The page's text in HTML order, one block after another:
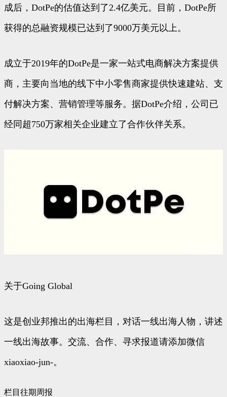
成后，DotPe的估值达到了2.4亿美元。目前，DotPe所
获得的总融资规模已达到了9000万美元以上。
成立于2019年的DotPe是一家一站式电商解决方案提供
商，主要向当地的线下中小零售商家提供快速建站、支
付解决方案、营销管理等服务。据DotPe介绍，公司已
经同超750万家相关企业建立了合作伙伴关系。
关于Going Global
这是创业邦推出的出海栏目，对话一线出海人物，讲述
一线出海故事。交流、合作、寻求报道请添加微信
xiaoxiao-jun-。
栏目往期周报